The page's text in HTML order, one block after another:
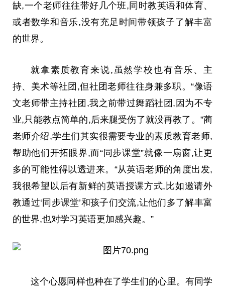
缺,一个老师往往带好几个班,同时教英语和体育、
或者数学和音乐,没有充足时间带领孩子了解丰富
的世界。
就拿素质教育来说,虽然学校也有音乐、主
持、美术等社团,但社团老师往往身兼多职。“像语
文老师带主持社团,我之前带过舞蹈社团,因为不专
业,只能教点简单的,后来腿受伤了就没再教了。”蔺
老师介绍,学生们其实很需要专业的素质教育老师,
帮助他们开拓眼界,而“同步课堂”就像一扇窗,让更
多的可能性得以透进来。“从英语老师的角度出发,
我很希望以后有新鲜的英语授课方式,比如邀请外
教通过‘同步课堂’和孩子们交流,让他们多了解丰富
的世界,也对学习 英语更加感兴趣。”
这个心愿同样也种在了学生们的心里。有同学